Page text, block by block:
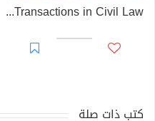
EL RAKHAWI MIND on the Doctrine of Simulation and Sham Transactions in Civil Law
كتب ذات صلة